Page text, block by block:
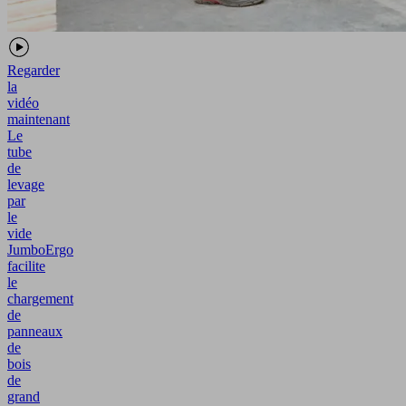
Regarder
la
vidéo
maintenant
Le
tube
de
levage
par
le
vide
JumboErgo
facilite
le
chargement
de
panneaux
de
bois
de
grand